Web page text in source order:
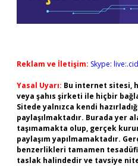
Reklam ve İletişim: Skype:
Yasal Uyarı: Bu internet sitesi,
veya şahıs şirketi ile hiçbir
Sitede yalnızca kendi
paylaşılmaktadır. Burada yer
taşımamakta olup, gerçek
paylaşım yapılmamaktadır.
benzerlikleri tamamen
taslak halindedir ve tavsiye